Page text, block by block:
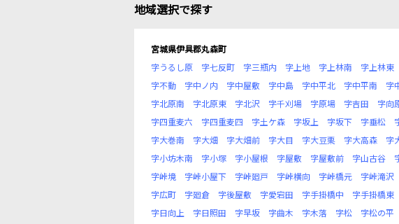
地域選択で探す
宮城県伊具郡丸森町
字うるし原
字七反町 字三瓶内 字上地 字上林南 字上林東
字不動
字中ノ内 字中屋敷 字中島 字中平北 字中平南 字
字北原南
字北原東 字北沢 字千刈場 字原場 字吉田 字向
字四重麦六
字四重麦四 字土ケ森 字坂上 字坂下 字垂松
字大巻南
字大畑 字大畑前 字大目 字大豆栗 字大高森 字
字小坊木南
字小塚 字小屋根 字屋敷 字屋敷前 字山古谷
字峠境
字峠小屋下 字峠廻戸 字峠横向 字峠橋元 字峠滝沢
字広町
字廻倉 字後屋敷 字愛宕田 字手掛橋中 字手掛橋東
字日向上
字日照田 字早坂 字曲木 字木落 字松 字松の平